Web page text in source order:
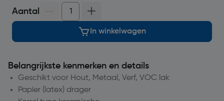
Aantal
In winkelwagen
Belangrijkste kenmerken en details
Geschikt voor Hout, Metaal, Verf, VOC lak
Papier (latex) drager